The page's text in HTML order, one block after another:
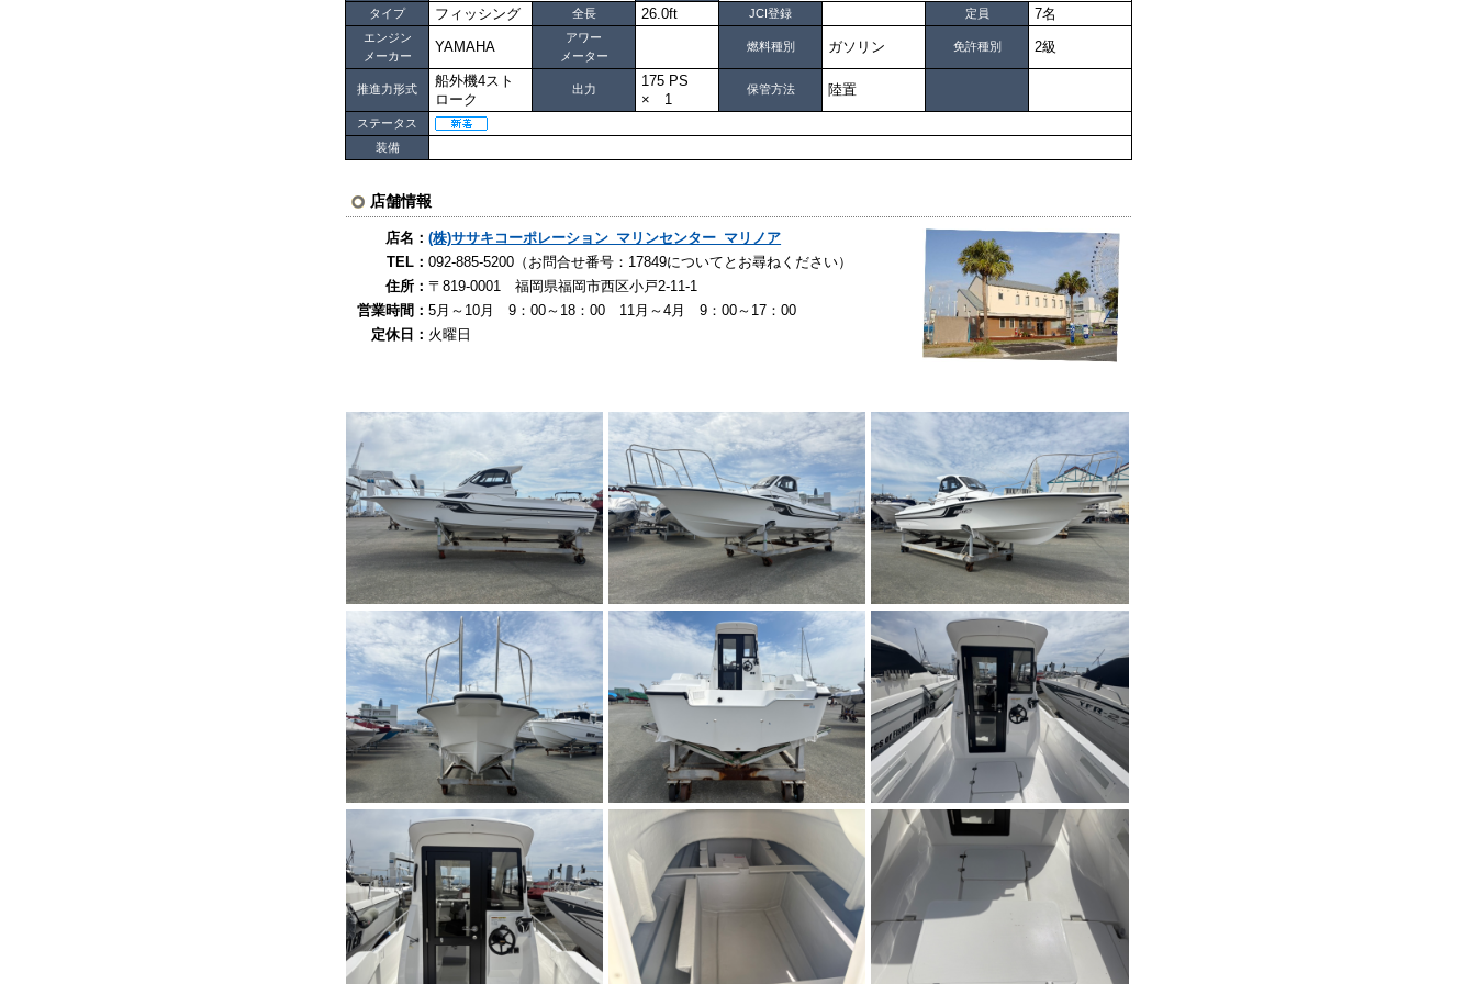
タイプ フィッシング 全長 26.0ft JCI登録 定員 7名
エンジン
メーカー
YAMAHA
アワー
メーター
燃料種別 ガソリン 免許種別 2級
推進力形式
船外機4スト
ローク
出力
175 PS
× 1
保管方法 陸置
ステータス
装備
店舗情報
店名：(株)ササキコーポレーション マリンセンター マリノア
TEL：092-885-5200（お問合せ番号：17849についてとお尋ねください）
住所：〒819-0001 福岡県福岡市西区小戸2-11-1
営業時間：5月～10月 9：00～18：00 11月～4月 9：00～17：00
定休日： 火曜日